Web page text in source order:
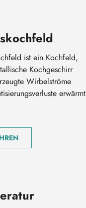
ist ein Kochfeld,
Kochgeschirr
Wirbelströme
erwärmt